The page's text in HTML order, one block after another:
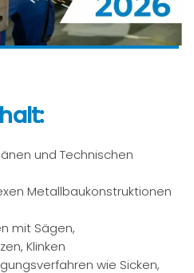
:
und Technischen
Metallbaukonstruktionen
mit Sägen,
Klinken
wie Sicken,